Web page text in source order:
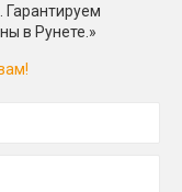
Гарантируем
в Рунете.»